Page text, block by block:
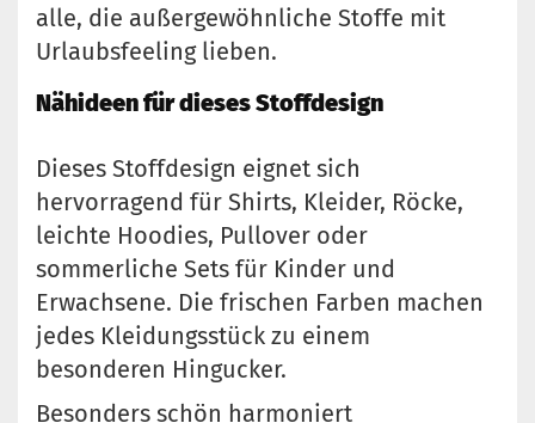
alle, die außergewöhnliche Stoffe mit
Urlaubsfeeling lieben.
Nähideen für dieses Stoffdesign
Dieses Stoffdesign eignet sich
hervorragend für Shirts, Kleider, Röcke,
leichte Hoodies, Pullover oder
sommerliche Sets für Kinder und
Erwachsene. Die frischen Farben machen
jedes Kleidungsstück zu einem
besonderen Hingucker.
Besonders schön harmoniert